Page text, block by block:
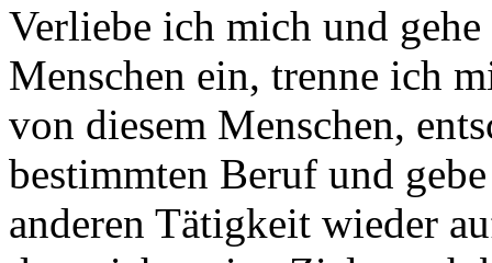
Verliebe ich mich und
Menschen ein, trenne ich
von diesem Menschen,
bestimmten Beruf und
anderen Tätigkeit wieder